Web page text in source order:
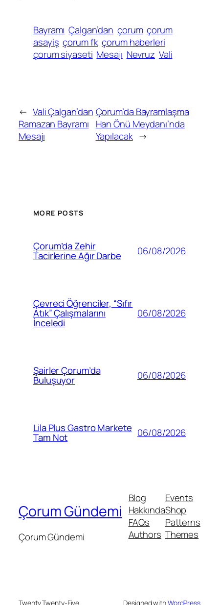
Bayramı Çalgan’dan çorum çorum
asayiş çorum fk çorum haberleri
çorum siyaseti Mesajı Nevruz Vali
← Vali Çalgan’dan
Ramazan Bayramı
Mesajı
Çorum’da Bayramlaşma
Han Önü Meydanı’nda
Yapılacak →
MORE POSTS
Çorum’da Zehir
Tacirlerine Ağır Darbe 06/08/2026
Çevreci Öğrenciler, “Sıfır
Atık” Çalışmalarını
İnceledi
06/08/2026
Şairler Çorum’da
Buluşuyor 06/08/2026
Lila Plus Gastro Markete
Tam Not 06/08/2026
Çorum Gündemi
Çorum Gündemi
Blog
Hakkında
FAQs
Authors
Events
Shop
Patterns
Themes
Twenty Twenty-Five Designed withWordPress